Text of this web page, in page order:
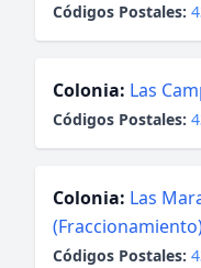
Códigos Postales:
Colonia: Las
Códigos Postales:
Colonia: Las
Códigos Postales: